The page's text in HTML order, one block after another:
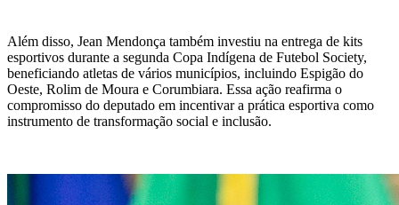
Além disso, Jean Mendonça também investiu na entrega de kits
esportivos durante a segunda Copa Indígena de Futebol Society,
beneficiando atletas de vários municípios, incluindo Espigão do
Oeste, Rolim de Moura e Corumbiara. Essa ação reafirma o
compromisso do deputado em incentivar a prática esportiva como
instrumento de transformação social e inclusão.